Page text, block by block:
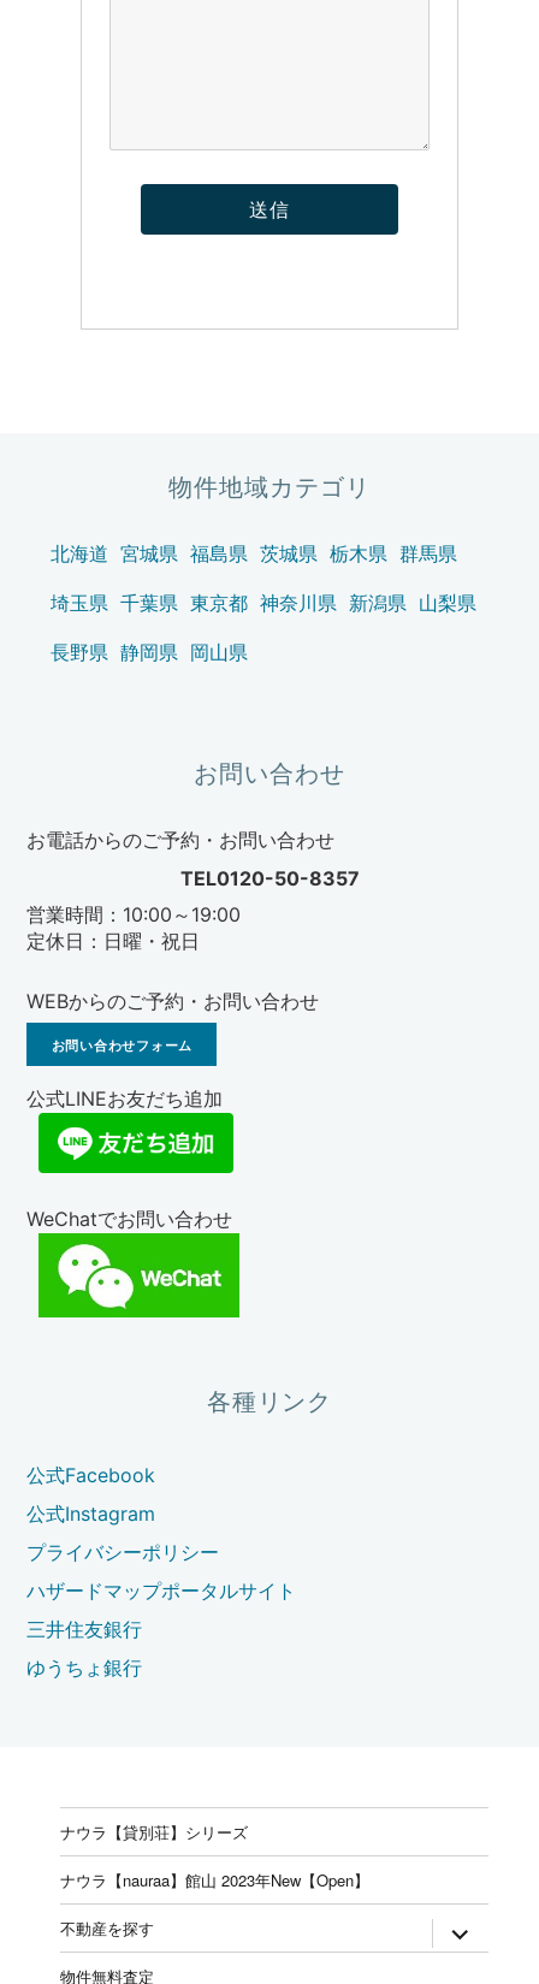
物件地域カテゴリ
北海道 宮城県 福島県 茨城県 栃木県 群馬県
埼玉県 千葉県 東京都 神奈川県 新潟県 山梨県
長野県 静岡県 岡山県
お問い合わせ
お電話からのご予約・お問い合わせ
TEL0120-50-8357
営業時間：10:00～19:00
定休日：日曜・祝日
WEBからのご予約・お問い合わせ
お問い合わせフォーム
公式LINEお友だち追加
WeChatでお問い合わせ
各種リンク
公式Facebook
公式Instagram
プライバシーポリシー
ハザードマップポータルサイト
三井住友銀行
ゆうちょ銀行
ナウラ【貸別荘】シリーズ
ナウラ【nauraa】館山 2023年New【Open】
不動産を探す expand
child
物件無料査定